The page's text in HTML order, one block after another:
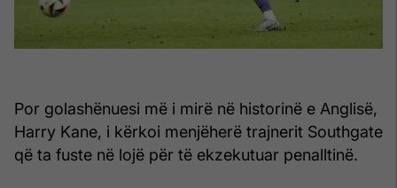
Por golashënuesi më i mirë në historinë e Anglisë,
Harry Kane, i kërkoi menjëherë trajnerit Southgate
që ta fuste në lojë për të ekzekutuar penalltinë.